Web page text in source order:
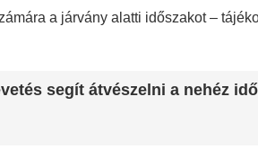
a járvány alatti időszakot –
segít átvészelni a nehéz